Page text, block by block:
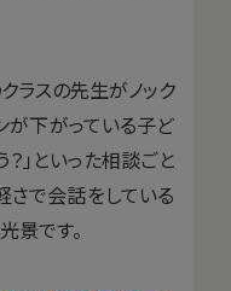
ラスの先生がノック
が下がっている子ど
」といった相談ごと
さで会話をしている
景です。